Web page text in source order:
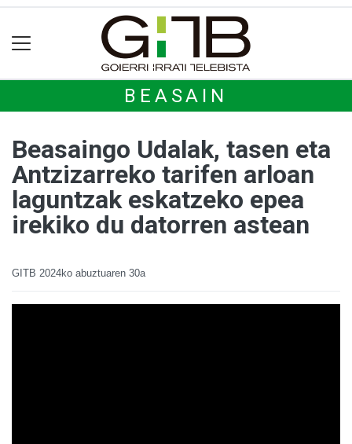
BEASAIN
Beasaingo Udalak, tasen eta
Antzizarreko tarifen arloan
laguntzak eskatzeko epea
irekiko du datorren astean
GITB 2024ko abuztuaren 30a